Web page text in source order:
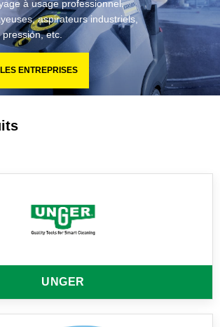
à usage professionnel.
aspirateurs industriels,
etc.
ENTREPRISES
UNGER